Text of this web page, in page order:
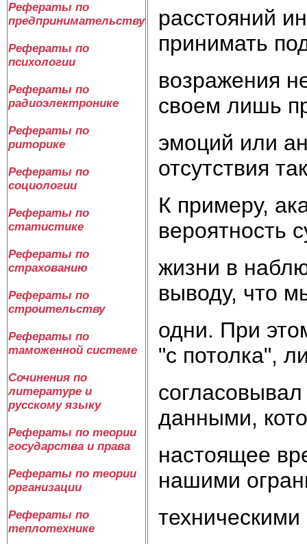
Рефераты по
предпринимательству
Рефераты по
психологии
Рефераты по
радиоэлектронике
Рефераты по
риторике
Рефераты по
социологии
Рефераты по
статистике
Рефераты по
страхованию
Рефераты по
строительству
Рефераты по
таможенной системе
Сочинения по
литературе и
русскому языку
Рефераты по теории
государства и права
Рефераты по теории
организации
Рефераты по
теплотехнике
расстояний
принимать
возражения
своем лишь
эмоций или
отсутствия
К примеру,
вероятность
жизни в
выводу, что
одни. При
"с потолка",
данными,
настоящее
нашими